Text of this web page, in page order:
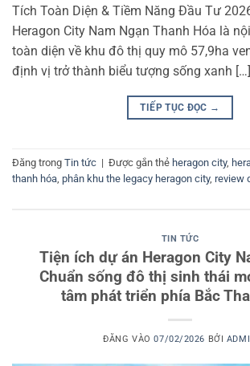
Tích Toàn Diện & Tiềm Năng Đầu Tư
Heragon City Nam Ngạn Thanh Hóa là
toàn diện về khu đô thị quy mô 57,9ha
định vị trở thành biểu tượng sống xanh […]
TIẾP TỤC ĐỌC →
Đăng trong Tin tức | Được gắn thẻ heragon city,
thanh hóa phân khu the legacy heragon city, review
TIN TỨC
Tiện ích dự án Heragon City
Chuẩn sống đô thị sinh thái
tâm phát triển phía Bắc
ĐĂNG VÀO07/02/2026 BỞI